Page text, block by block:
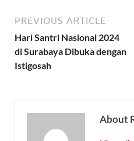
PREVIOUS ARTICLE
Hari Santri Nasional 2024
di Surabaya Dibuka dengan
Istigosah
About